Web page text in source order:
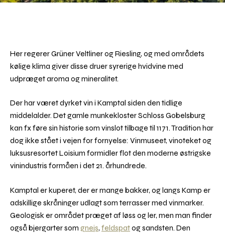
Her regerer Grüner Veltliner og Riesling, og med områdets
kølige klima giver disse druer syrerige hvidvine med
udpræget aroma og mineralitet.
Der har været dyrket vin i Kamptal siden den tidlige
middelalder. Det gamle munkekloster Schloss Gobelsburg
kan fx føre sin historie som vinslot tilbage til 1171. Tradition har
dog ikke stået i vejen for fornyelse: Vinmuseet, vinoteket og
luksusresortet Loisium formidler flot den moderne østrigske
vinindustris formåen i det 21. århundrede.
Kamptal er kuperet, der er mange bakker, og langs Kamp er
adskillige skråninger udlagt som terrasser med vinmarker.
Geologisk er området præget af løss og ler, men man finder
også bjergarter som gnejs, feldspatog sandsten. Den